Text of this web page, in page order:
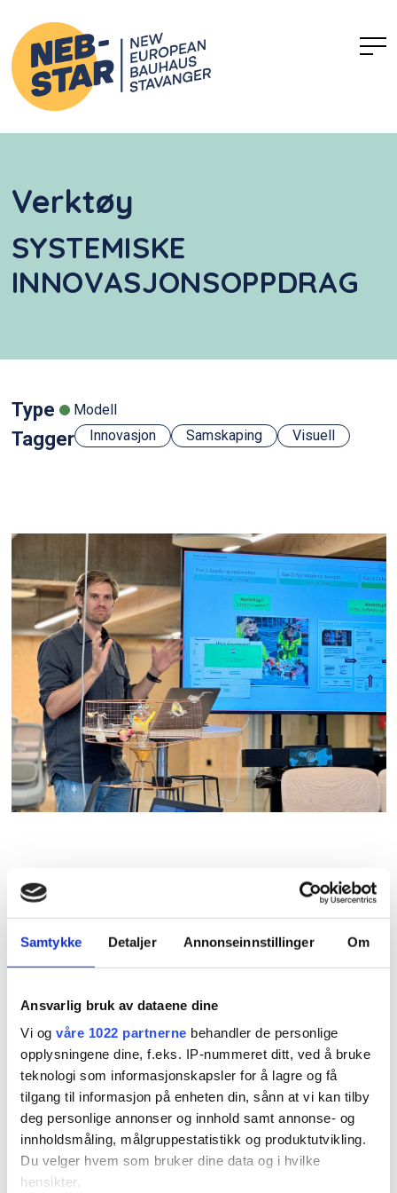
Samtykke Detaljer Annonseinnstillinger Om
Ansvarlig bruk av dataene dine
Vi og våre 1022 partnerne behandler de personlige
opplysningene dine, f.eks. IP-nummeret ditt, ved å bruke
teknologi som informasjonskapsler for å lagre og få
tilgang til informasjon på enheten din, sånn at vi kan tilby
deg personlige annonser og innhold samt annonse- og
innholdsmåling, målgruppestatistikk og produktutvikling.
Du velger hvem som bruker dine data og i hvilke
hensikter.
Verktøy
SYSTEMISKE
INNOVASJONSOPPDRAG
Type Modell
Tagger Innovasjon Samskaping Visuell
Hva
Samfunnsfloker er villstyrige, sammenvevde og
komplekse – de kan ikke håndteres av enkeltaktører
alene. Slike utfordringer krever en strukturert
på tvers av sektorer og verdikjeder. Dette verktøyet
handler om systemorienterte oppdrag som skal løse
komplekse eller villstyrige problemer gjennom
strukturert og fasilitert samarbeid med flere aktører
ved hjelp av designmetoder.
Hvorfor